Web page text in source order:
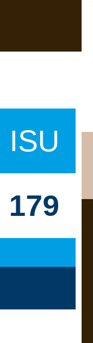
ISU
179